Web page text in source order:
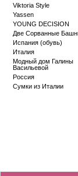
Viktoria Style
Yassen
YOUNG DECISION
Две Сорванные
Испания (обувь)
Италия
Модный дом Галины
Васильевой
Россия
Сумки из Италии